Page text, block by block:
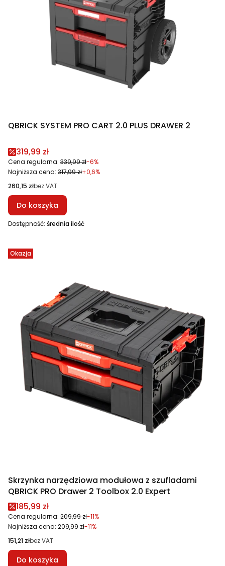
QBRICK SYSTEM PRO CART 2.0 PLUS DRAWER 2
Cena promocyjna
319,99 zł
Cena regularna: 339,99 zł-6%
Najniższa cena: 317,99 zł+0,6%
Cena
260,15 złbez VAT
Do koszyka
Dostępność: średnia ilość
Okazja
Skrzynka narzędziowa modułowa z szufladami
QBRICK PRO Drawer 2 Toolbox 2.0 Expert
Cena promocyjna
185,99 zł
Cena regularna: 209,99 zł-11%
Najniższa cena: 209,99 zł-11%
Cena
151,21 złbez VAT
Do koszyka